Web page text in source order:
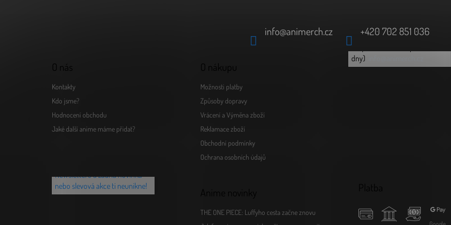
info@animerch.cz +420 702 851 036
O nás
Kontakty
Kdo jsme?
Hodnocení obchodu
Jaké další anime máme přidat?
O nákupu
Možnosti platby
Způsoby dopravy
Vrácení a Výměna zboží
Reklamace zboží
Obchodní podmínky
Ochrana osobních údajů
(odpověď do 24h v pracovní
dny)
Newsletteru a žádná novinka
nebo slevová akce ti neunikne!
THE ONE PIECE: Luffyho cesta začne znovu